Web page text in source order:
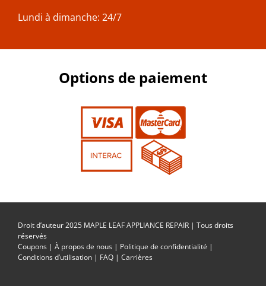
Lundi à dimanche: 24/7
Options de paiement
Droit d’auteur 2025 MAPLE LEAF APPLIANCE REPAIR | Tous droits
réservés
Coupons| À propos de nous| Politique de confidentialité |
Conditions d’utilisation| FAQ| Carrières